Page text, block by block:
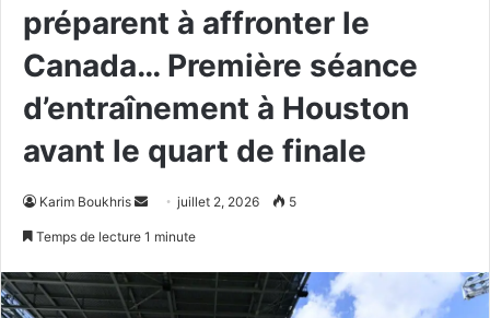
préparent à affronter le
Canada… Première séance
d’entraînement à Houston
avant le quart de finale
Karim Boukhris
Envoyerjuillet 2, 2026 5
Temps de lecture 1 minute